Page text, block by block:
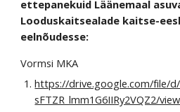
ettepanekuid Läänemaal
Looduskaitsealade kaitse-
eelnõudesse:
Vormsi MKA
https://drive.google.com/file/
sFTZR_lmm1G6IIRy2VQZ2/